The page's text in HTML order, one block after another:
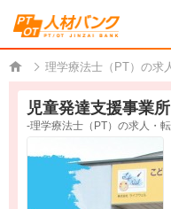
理学療法士（PT）の求
児童発達支援事業
-理学療法士（PT）の求人・